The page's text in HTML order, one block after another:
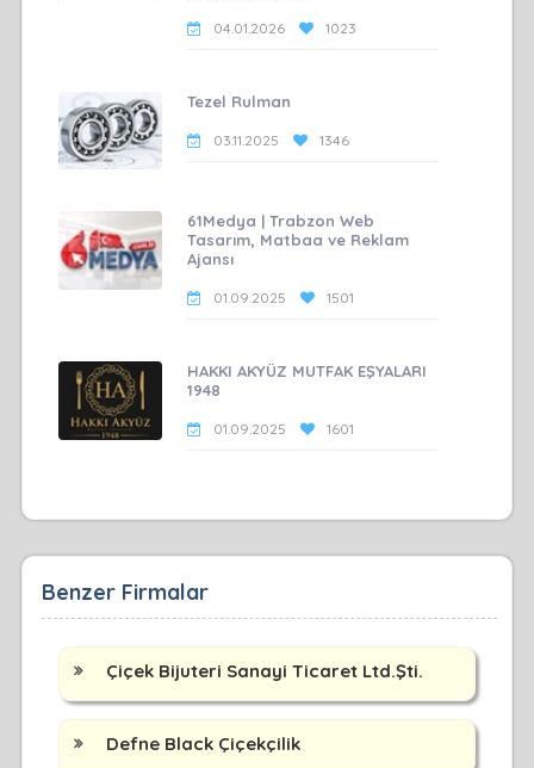
04.01.2026 1023
Tezel Rulman
03.11.2025 1346
61Medya | Trabzon Web
Tasarım, Matbaa ve Reklam
Ajansı
01.09.2025 1501
HAKKI AKYÜZ MUTFAK EŞYALARI
1948
01.09.2025 1601
Benzer Firmalar
Çiçek Bijuteri Sanayi Ticaret Ltd.Şti.
Defne Black Çiçekçilik